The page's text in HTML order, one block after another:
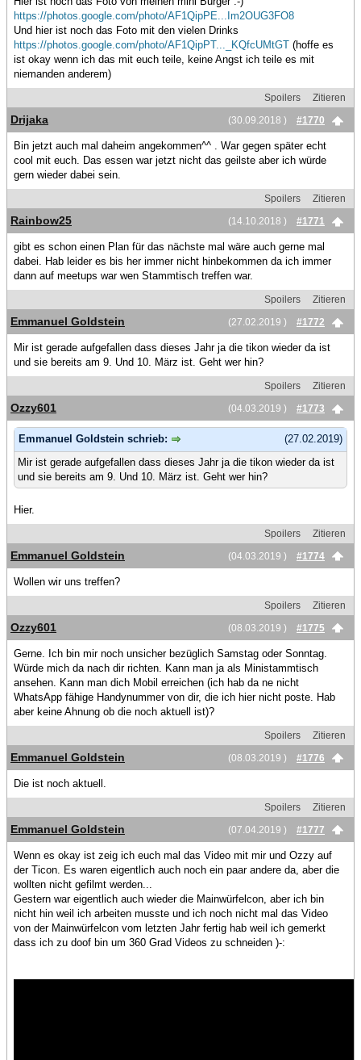
https://photos.google.com/photo/AF1QipPE...Im2OUG3FO8
Und hier ist noch das Foto mit den vielen Drinks
https://photos.google.com/photo/AF1QipPT..._KQfcUMtGT (hoffe es
ist okay wenn ich das mit euch teile, keine Angst ich teile es mit
niemanden anderem)
Spoilers
Zitieren
(30.09.2018 )
#1770
Drijaka
Bin jetzt auch mal daheim angekommen^^ . War gegen später echt
cool mit euch. Das essen war jetzt nicht das geilste aber ich würde
gern wieder dabei sein.
Spoilers
Zitieren
(14.10.2018 )
#1771
Rainbow25
gibt es schon einen Plan für das nächste mal wäre auch gerne mal
dabei. Hab leider es bis her immer nicht hinbekommen da ich immer
dann auf meetups war wen Stammtisch treffen war.
Spoilers
Zitieren
(27.02.2019 )
#1772
Emmanuel Goldstein
Mir ist gerade aufgefallen dass dieses Jahr ja die tikon wieder da ist
und sie bereits am 9. Und 10. März ist. Geht wer hin?
Spoilers
Zitieren
(04.03.2019 )
#1773
Ozzy601
(27.02.2019)
Emmanuel Goldstein schrieb:
Mir ist gerade aufgefallen dass dieses Jahr ja die tikon wieder da ist
und sie bereits am 9. Und 10. März ist. Geht wer hin?
Hier.
Spoilers
Zitieren
(04.03.2019 )
#1774
Emmanuel Goldstein
Wollen wir uns treffen?
Spoilers
Zitieren
(08.03.2019 )
#1775
Ozzy601
Gerne. Ich bin mir noch unsicher bezüglich Samstag oder Sonntag.
Würde mich da nach dir richten. Kann man ja als Ministammtisch
ansehen. Kann man dich Mobil erreichen (ich hab da ne nicht
WhatsApp fähige Handynummer von dir, die ich hier nicht poste. Hab
aber keine Ahnung ob die noch aktuell ist)?
Spoilers
Zitieren
(08.03.2019 )
#1776
Emmanuel Goldstein
Die ist noch aktuell.
Spoilers
Zitieren
(07.04.2019 )
#1777
Emmanuel Goldstein
Wenn es okay ist zeig ich euch mal das Video mit mir und Ozzy auf
der Ticon. Es waren eigentlich auch noch ein paar andere da, aber die
wollten nicht gefilmt werden...
Gestern war eigentlich auch wieder die Mainwürfelcon, aber ich bin
nicht hin weil ich arbeiten musste und ich noch nicht mal das Video
von der Mainwürfelcon vom letzten Jahr fertig hab weil ich gemerkt
dass ich zu doof bin um 360 Grad Videos zu schneiden )-: